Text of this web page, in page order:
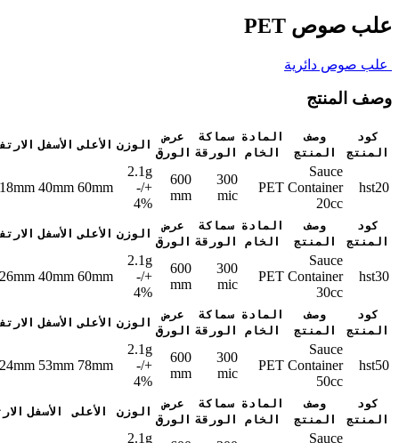
علب صوص PET
علب صوص دائرية
وصف المنتج
كود
المنتج
وصف
المنتج
المادة
الخام
سماكة
الورقة
عرض
الورق
الوزن الأعلى الأسفل
hst20
Sauce
Container
20cc
PET
300
mic
600
mm
2.1g
-/+
4%
60mm
40mm
18mm
كود
المنتج
وصف
المنتج
المادة
الخام
سماكة
الورقة
عرض
الورق
الوزن الأعلى الأسفل
hst30
Sauce
Container
30cc
PET
300
mic
600
mm
2.1g
-/+
4%
60mm
40mm
26mm
كود
المنتج
وصف
المنتج
المادة
الخام
سماكة
الورقة
عرض
الورق
الوزن الأعلى الأسفل
hst50
Sauce
Container
50cc
PET
300
mic
600
mm
2.1g
-/+
4%
78mm
53mm
24mm
كود
المنتج
وصف
المنتج
المادة
الخام
سماكة
الورقة
عرض
الورق
الوزن الأعلى الأسفل
Sauce
2.1g